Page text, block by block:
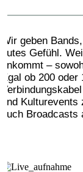
Wir geben
gutes Gefühl.
ankommt –
Egal ob 200
und
auch Broadcasts